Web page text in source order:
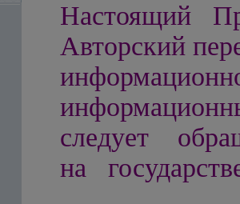
Настоящий
Авторский
следует
на